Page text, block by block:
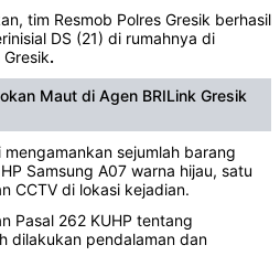
tim Resmob Polres Gresik berhasil
DS (21) di rumahnya di
.
Maut di Agen BRILink Gresik
sejumlah barang
Samsung A07 warna hijau, satu
CCTV di lokasi kejadian.
Pasal 262 KUHP tentang
dilakukan pendalaman dan